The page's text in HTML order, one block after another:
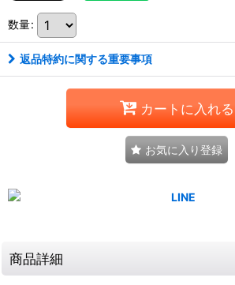
数量:
返品特約に関する重要事項
カートに入れる
お気に入り登録
商品詳細